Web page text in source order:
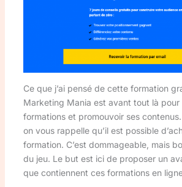
Ce que j’ai pensé de cette formation
Marketing Mania est avant tout là pour
formations et promouvoir ses
on vous rappelle qu’il est possible
formation. C’est dommageable, mais
du jeu. Le but est ici de proposer un
que contiennent ces formations en